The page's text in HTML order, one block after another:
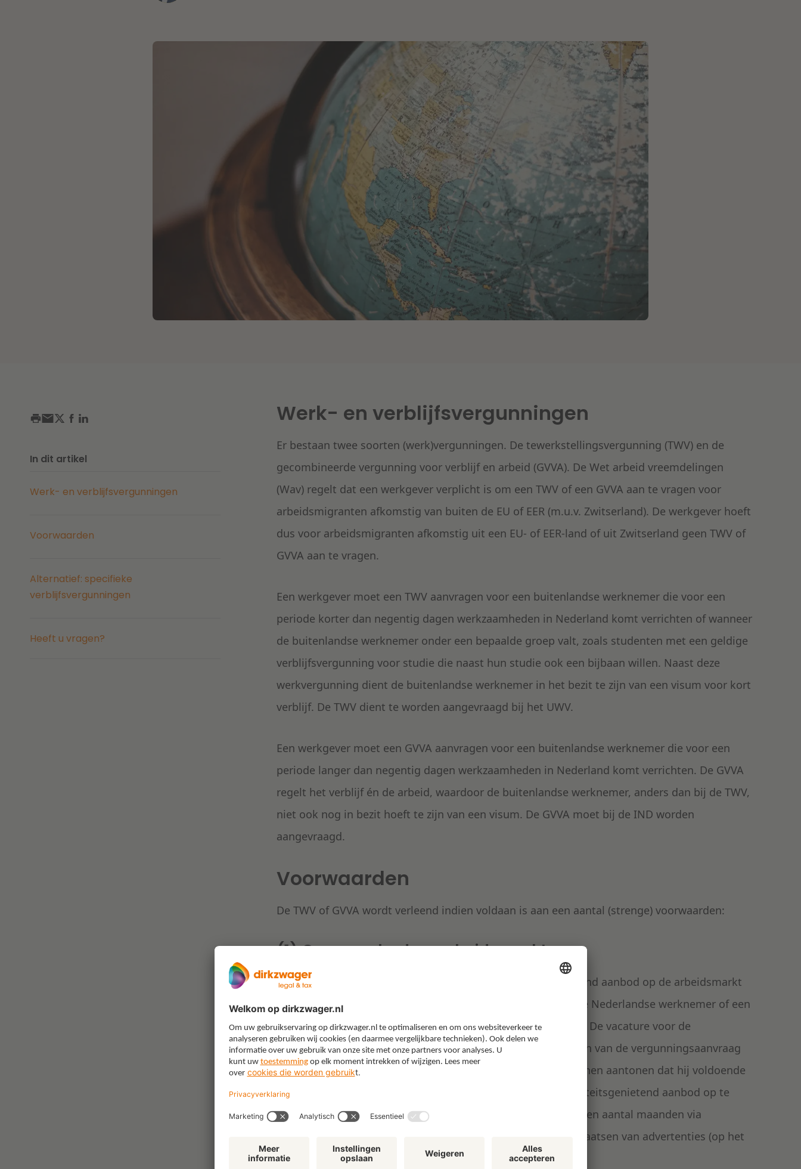
In dit artikel
Werk- en verblijfsvergunningen
Voorwaarden
Alternatief: specifieke
verblijfsvergunningen
Heeft u vragen?
Werk- en verblijfsvergunningen
Er bestaan twee soorten (werk)vergunningen. De tewerkstellingsvergunning (TWV) en de
gecombineerde vergunning voor verblijf en arbeid (GVVA). De Wet arbeid vreemdelingen
(Wav) regelt dat een werkgever verplicht is om een TWV of een GVVA aan te vragen voor
arbeidsmigranten afkomstig van buiten de EU of EER (m.u.v. Zwitserland). De werkgever hoeft
dus voor arbeidsmigranten afkomstig uit een EU- of EER-land of uit Zwitserland geen TWV of
GVVA aan te vragen.
Een werkgever moet een TWV aanvragen voor een buitenlandse werknemer die voor een
periode korter dan negentig dagen werkzaamheden in Nederland komt verrichten of wanneer
de buitenlandse werknemer onder een bepaalde groep valt, zoals studenten met een geldige
verblijfsvergunning voor studie die naast hun studie ook een bijbaan willen. Naast deze
werkvergunning dient de buitenlandse werknemer in het bezit te zijn van een visum voor kort
verblijf. De TWV dient te worden aangevraagd bij het UWV.
Een werkgever moet een GVVA aanvragen voor een buitenlandse werknemer die voor een
periode langer dan negentig dagen werkzaamheden in Nederland komt verrichten. De GVVA
regelt het verblijf én de arbeid, waardoor de buitenlandse werknemer, anders dan bij de TWV,
niet ook nog in bezit hoeft te zijn van een visum. De GVVA moet bij de IND worden
aangevraagd.
Voorwaarden
De TWV of GVVA wordt verleend indien voldaan is aan een aantal (strenge) voorwaarden:
(1) Geen aanbod op arbeidsmarkt
De belangrijkste voorwaarde is dat er geen prioriteitsgenietend aanbod op de arbeidsmarkt
aanwezig mag zijn. Met andere woorden: er is geen geschikte Nederlandse werknemer of een
werknemer uit een EU- of EER-land (of Zwitserland) te vinden. De vacature voor de
arbeidsplaats moet in ieder geval vijf weken voor het indienen van de vergunningsaanvraag
aan het UWV zijn gemeld. Daarnaast moet de werkgever kunnen aantonen dat hij voldoende
inspanningen heeft geleverd om de arbeidsplaats door prioriteitsgenietend aanbod op te
vullen. Dit houdt (doorgaans) in dat de werkgever minstens een aantal maanden via
verschillende kanalen moet hebben gezocht (denk aan het plaatsen van advertenties (op het
internet) en de inschakeling van recruitmentbureaus).